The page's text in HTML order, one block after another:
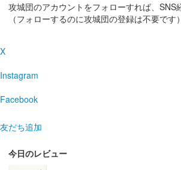
丸岡城 御城印 令和7年
丸岡城 御城印
攻城団のアカウントをフォローすれば、SNS
（フォローするのに攻城団の登録は不要です）
X
Instagram
Facebook
友だち追加
今日のレビュー